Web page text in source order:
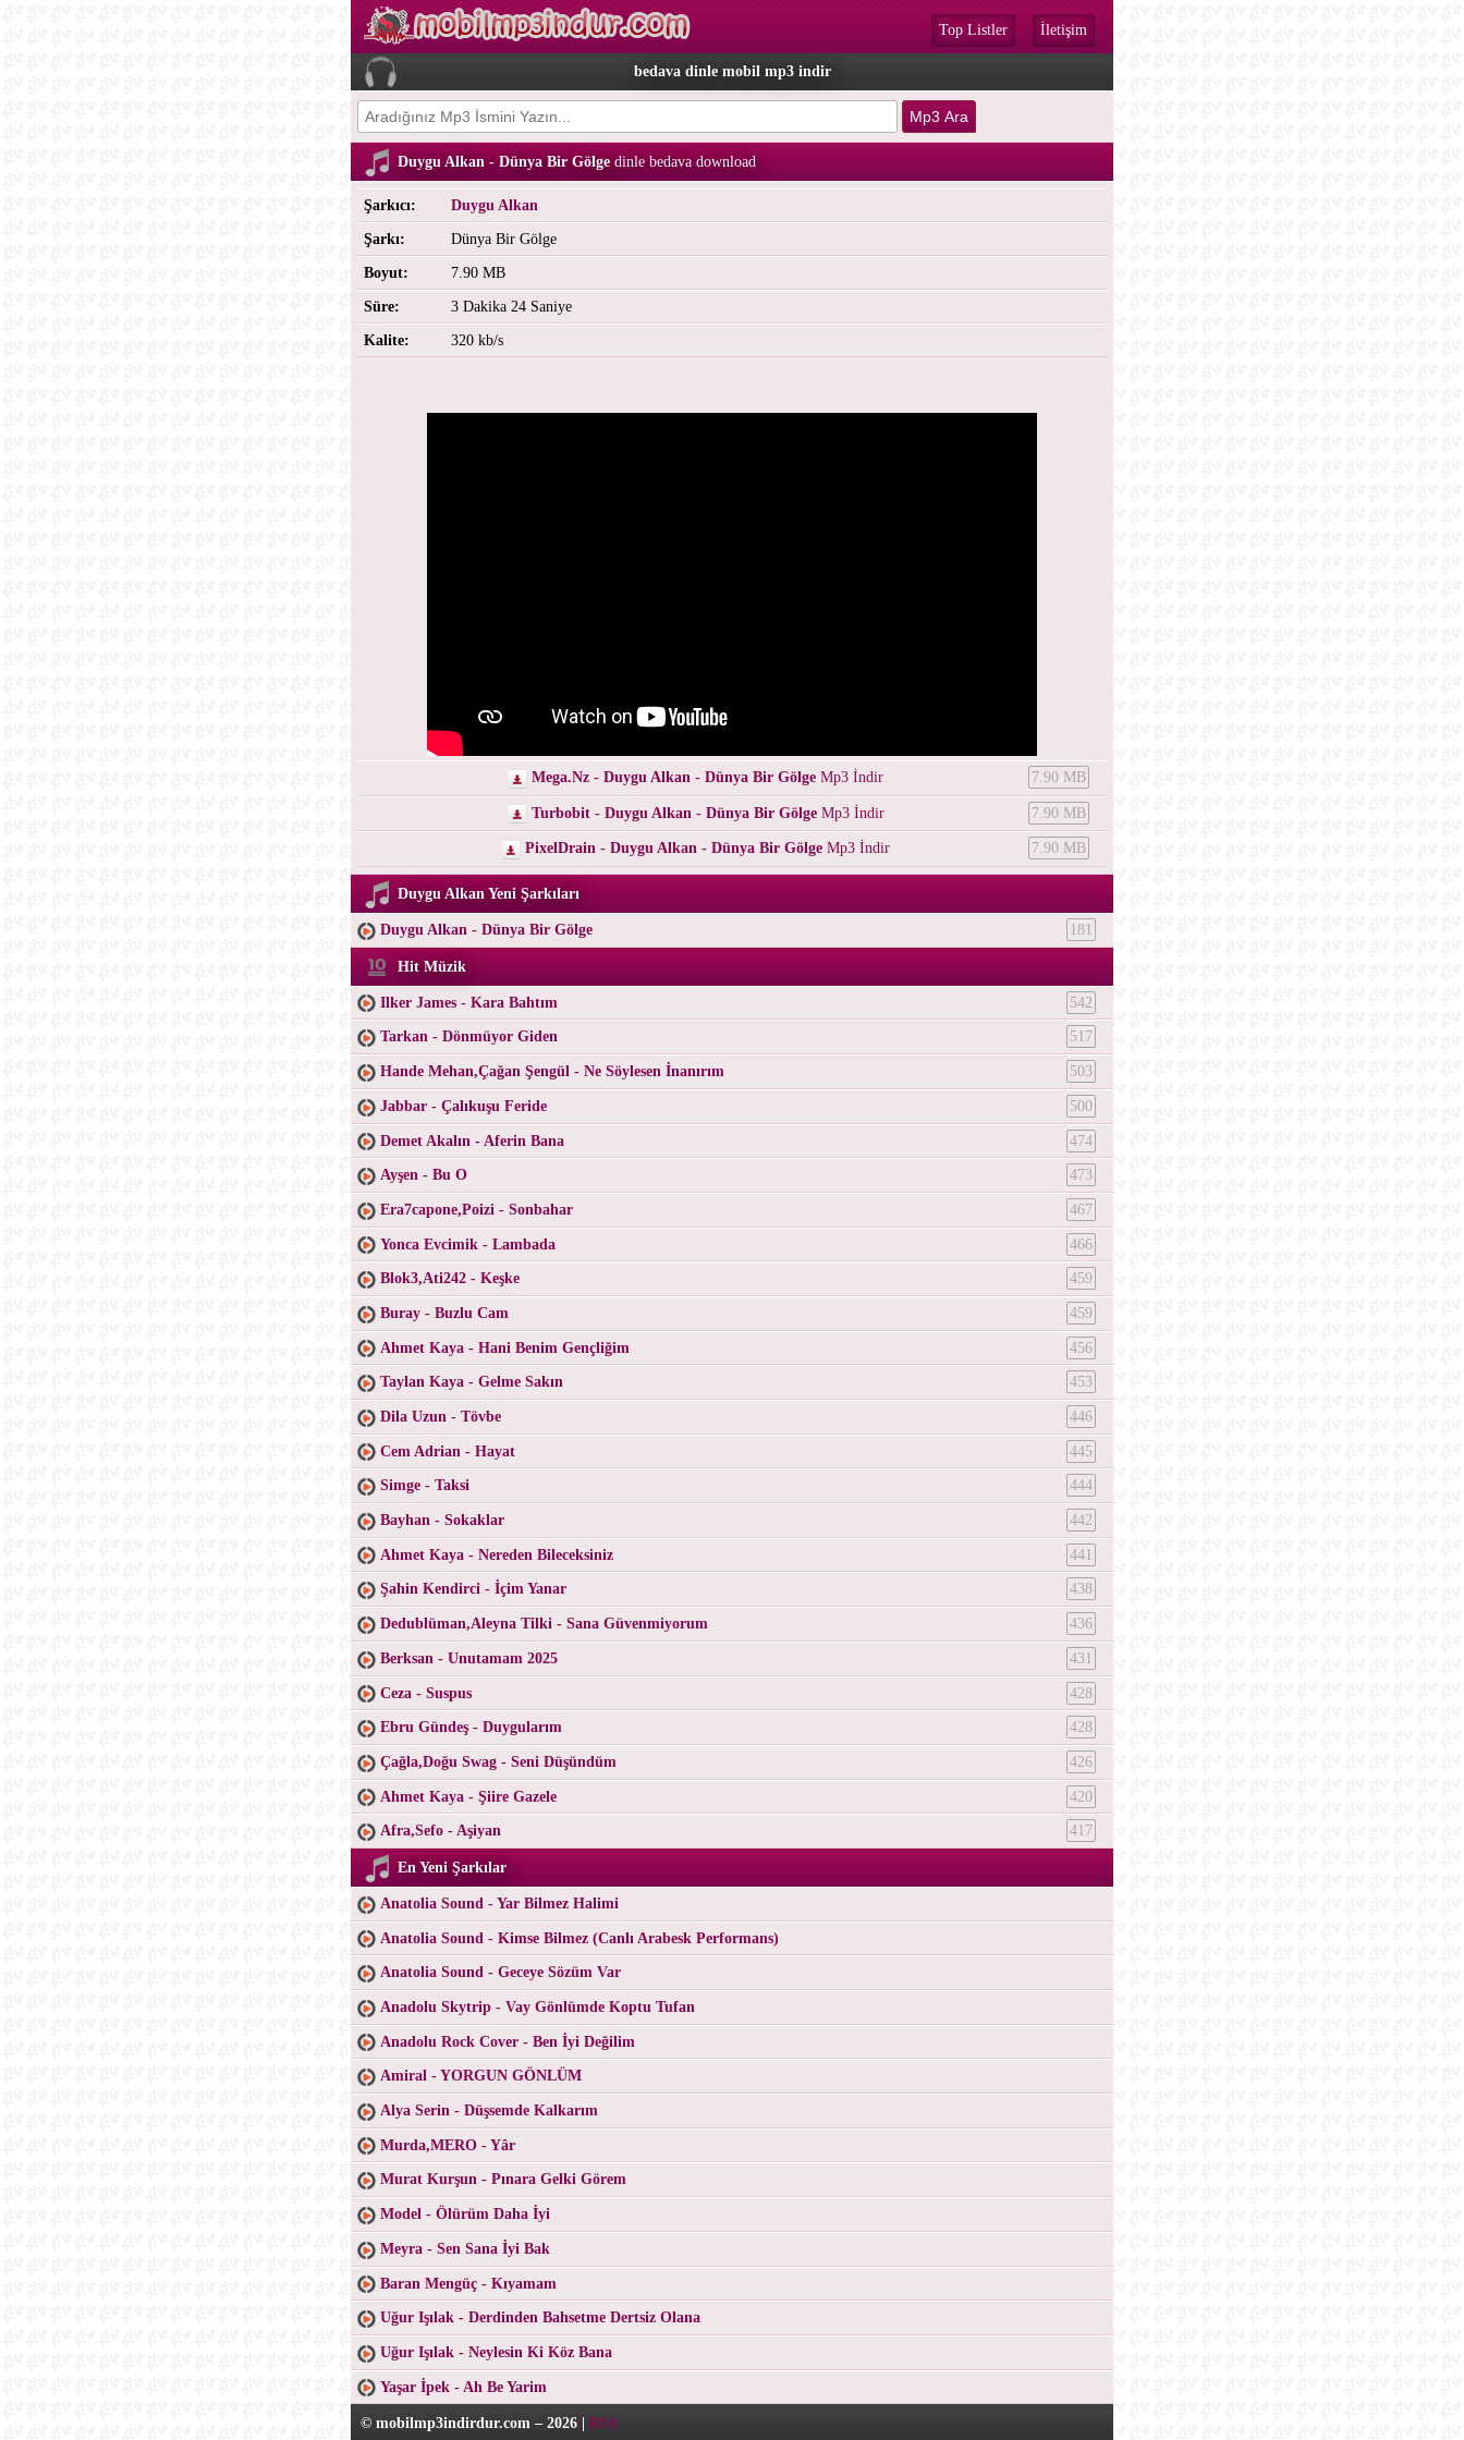
İletişim
Top Listler
bedava dinle mobil mp3 indir
Duygu Alkan - Dünya Bir Gölgedinle bedava download
Şarkıcı:
Duygu Alkan
Şarkı:
Dünya Bir Gölge
Boyut:
7.90 MB
Süre:
3 Dakika 24 Saniye
Kalite:
320 kb/s
Mega.Nz - Duygu Alkan - Dünya Bir Gölge Mp3 İndir 7.90 MB
Turbobit - Duygu Alkan - Dünya Bir GölgeMp3 İndir 7.90 MB
PixelDrain - Duygu Alkan - Dünya Bir Gölge Mp3 İndir 7.90 MB
Duygu Alkan Yeni Şarkıları
Duygu Alkan - Dünya Bir Gölge 181
Hit Müzik
Ilker James - Kara Bahtım
542
Tarkan - Dönmüyor Giden
517
Hande Mehan,Çağan Şengül - Ne Söylesen İnanırım
503
Jabbar - Çalıkuşu Feride
500
Demet Akalın - Aferin Bana
474
Ayşen - Bu O
473
Era7capone,Poizi - Sonbahar
467
Yonca Evcimik - Lambada
466
Blok3,Ati242 - Keşke
459
Buray - Buzlu Cam
459
Ahmet Kaya - Hani Benim Gençliğim
456
Taylan Kaya - Gelme Sakın
453
Dila Uzun - Tövbe
446
Cem Adrian - Hayat
445
Simge - Taksi
444
Bayhan - Sokaklar
442
Ahmet Kaya - Nereden Bileceksiniz
441
Şahin Kendirci - İçim Yanar
438
Dedublüman,Aleyna Tilki - Sana Güvenmiyorum
436
Berksan - Unutamam 2025
431
Ceza - Suspus
428
Ebru Gündeş - Duygularım
428
Çağla,Doğu Swag - Seni Düşündüm
426
Ahmet Kaya - Şiire Gazele
420
Afra,Sefo - Aşiyan
417
En Yeni Şarkılar
Anatolia Sound - Yar Bilmez Halimi
Anatolia Sound - Kimse Bilmez (Canlı Arabesk Performans)
Anatolia Sound - Geceye Sözüm Var
Anadolu Skytrip - Vay Gönlümde Koptu Tufan
Anadolu Rock Cover - Ben İyi Değilim
Amiral - YORGUN GÖNLÜM
Alya Serin - Düşsemde Kalkarım
Murda,MERO - Yâr
Murat Kurşun - Pınara Gelki Görem
Model - Ölürüm Daha İyi
Meyra - Sen Sana İyi Bak
Baran Mengüç - Kıyamam
Uğur Işılak - Derdinden Bahsetme Dertsiz Olana
Uğur Işılak - Neylesin Ki Köz Bana
Yaşar İpek - Ah Be Yarim
© mobilmp3indirdur.com – 2026 | RSS